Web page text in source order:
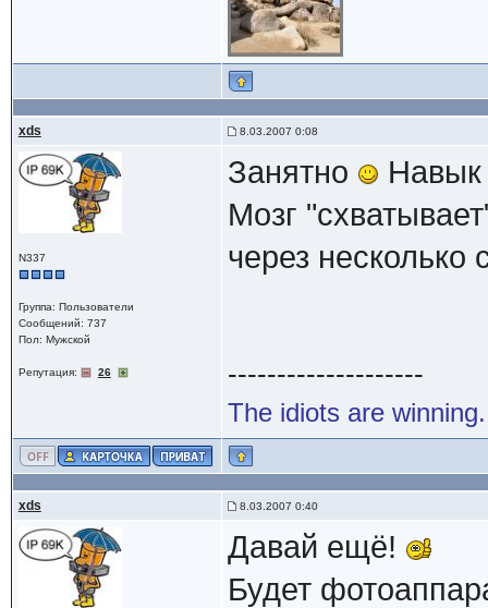
xds 8.03.2007 0:08
N337
Группа: Пользователи
Сообщений: 737
Пол: Мужской
Репутация: 26
Занятно
Навык
Мозг
через несколько
--------------------
The idiots are winning.
xds 8.03.2007 0:40
Давай ещё!
Будет